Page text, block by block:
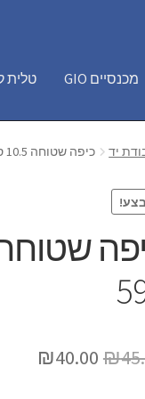
מכנסיים GIO טלית
יד כיפה שטוחה 10.5 ס"מ דגם 597
₪ המחיר
₪40.00